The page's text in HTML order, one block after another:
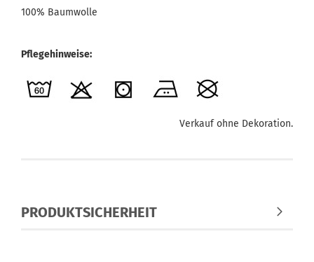
100% Baumwolle
Pflegehinweise:
Verkauf ohne Dekoration.
PRODUKTSICHERHEIT